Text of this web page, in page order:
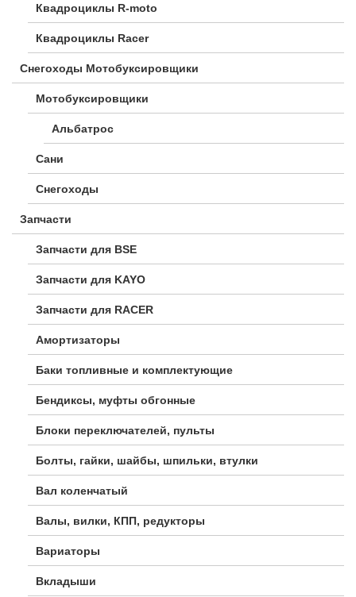
Квадроциклы R-moto
Квадроциклы Racer
Снегоходы Мотобуксировщики
Мотобуксировщики
Альбатрос
Сани
Снегоходы
Запчасти
Запчасти для BSE
Запчасти для KAYO
Запчасти для RACER
Амортизаторы
Баки топливные и комплектующие
Бендиксы, муфты обгонные
Блоки переключателей, пульты
Болты, гайки, шайбы, шпильки, втулки
Вал коленчатый
Валы, вилки, КПП, редукторы
Вариаторы
Вкладыши